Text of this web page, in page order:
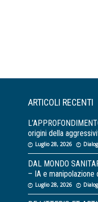
ARTICOLI RECENTI
origini della
Luglio 28, 2026
DAL MONDO
– IA e manipolazione
Luglio 28, 2026